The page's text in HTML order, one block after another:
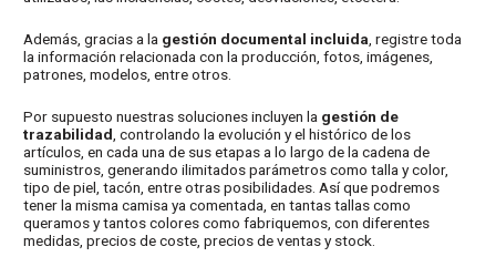
Además, gracias a la gestión documental incluida , registre toda
la información relacionada con la producción, fotos, imágenes,
patrones, modelos, entre otros.
Por supuesto nuestras soluciones incluyen la gestión de
trazabilidad , controlando la evolución y el histórico de los
artículos, en cada una de sus etapas a lo largo de la cadena de
suministros, generando ilimitados parámetros como talla y color,
tipo de piel, tacón, entre otras posibilidades. Así que podremos
tener la misma camisa ya comentada, en tantas tallas como
queramos y tantos colores como fabriquemos, con diferentes
medidas, precios de coste, precios de ventas y stock.